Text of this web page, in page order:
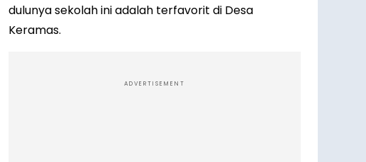
dulunya sekolah ini adalah terfavorit di Desa
Keramas.
ADVERTISEMENT